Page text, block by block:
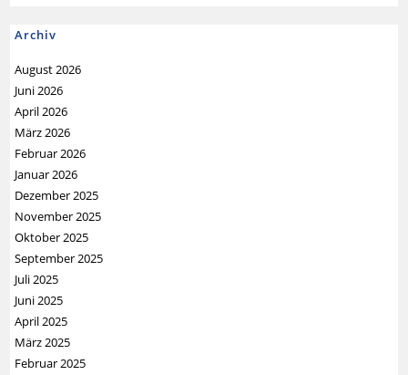
Archiv
August 2026
Juni 2026
April 2026
März 2026
Februar 2026
Januar 2026
Dezember 2025
November 2025
Oktober 2025
September 2025
Juli 2025
Juni 2025
April 2025
März 2025
Februar 2025